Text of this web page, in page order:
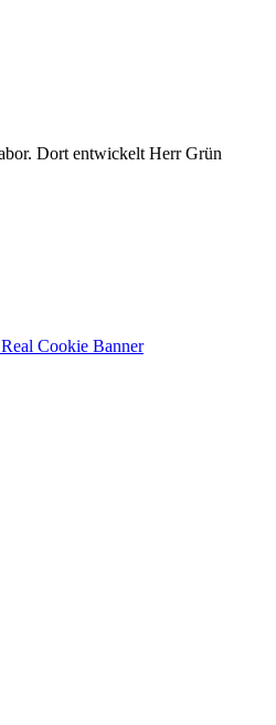
Dort entwickelt Herr Grün
Cookie Banner